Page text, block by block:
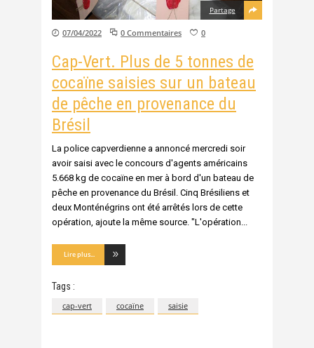
Partage
07/04/2022 0 Commentaires 0
Cap-Vert. Plus de 5 tonnes de
cocaïne saisies sur un bateau
de pêche en provenance du
Brésil
La police capverdienne a annoncé mercredi soir
avoir saisi avec le concours d'agents américains
5.668 kg de cocaïne en mer à bord d'un bateau de
pêche en provenance du Brésil. Cinq Brésiliens et
deux Monténégrins ont été arrêtés lors de cette
opération, ajoute la même source. "L'opération
Lire plus...
Tags :
cap-vert cocaïne saisie